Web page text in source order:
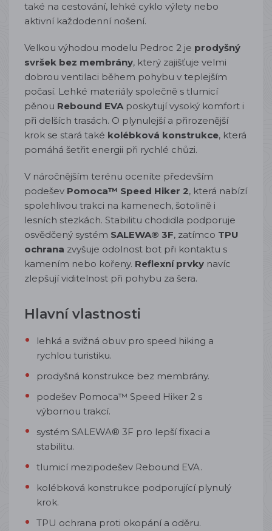
také na cestování, lehké cyklo výlety nebo
aktivní každodenní nošení.
Velkou výhodou modelu Pedroc 2 je prodyšný
svršek bez membrány, který zajišťuje velmi
dobrou ventilaci během pohybu v teplejším
počasí. Lehké materiály společně s tlumicí
pěnou Rebound EVAposkytují vysoký komfort i
při delších trasách. O plynulejší a přirozenější
krok se stará také kolébková konstrukce, která
pomáhá šetřit energii při rychlé chůzi.
V náročnějším terénu oceníte především
podešev Pomoca™ Speed Hiker 2, která nabízí
spolehlivou trakci na kamenech, šotolině i
lesních stezkách. Stabilitu chodidla podporuje
osvědčený systém SALEWA® 3F, zatímco TPU
ochrana zvyšuje odolnost bot při kontaktu s
kamením nebo kořeny. Reflexní prvky navíc
zlepšují viditelnost při pohybu za šera.
Hlavní vlastnosti
lehká a svižná obuv pro speed hiking a
rychlou turistiku.
prodyšná konstrukce bez membrány.
podešev Pomoca™ Speed Hiker 2 s
výbornou trakcí.
systém SALEWA® 3F pro lepší fixaci a
stabilitu.
tlumicí mezipodešev Rebound EVA.
kolébková konstrukce podporující plynulý
krok.
TPU ochrana proti okopání a oděru.